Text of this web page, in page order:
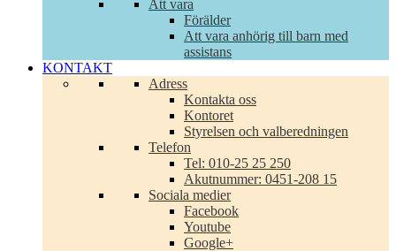
Att vara
Förälder
Att vara anhörig till barn med
assistans
KONTAKT
Adress
Kontakta oss
Kontoret
Styrelsen och valberedningen
Telefon
Tel: 010-25 25 250
Akutnummer: 0451-208 15
Sociala medier
Facebook
Youtube
Google+